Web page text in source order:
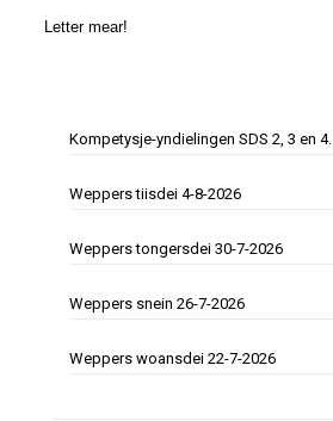
Letter mear!
Kompetysje-yndielingen SDS 2, 3 en 4.
Weppers tiisdei 4-8-2026
Weppers tongersdei 30-7-2026
Weppers snein 26-7-2026
Weppers woansdei 22-7-2026